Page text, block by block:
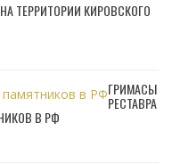
ТЕРРИТОРИИ КИРОВСКОГО
ГРИМАСЫ
РЕСТАВРА
В РФ